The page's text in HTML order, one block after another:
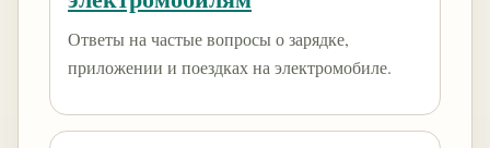
Ответы на частые вопросы о зарядке,
приложении и поездках на электромобиле.